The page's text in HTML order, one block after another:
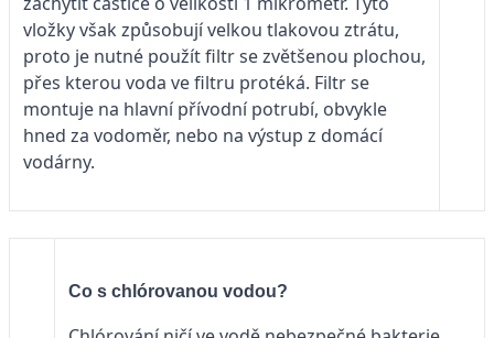
vložky však způsobují velkou tlakovou ztrátu,
proto je nutné použít filtr se zvětšenou plochou,
přes kterou voda ve filtru protéká. Filtr se
montuje na hlavní přívodní potrubí, obvykle
hned za vodoměr, nebo na výstup z domácí
vodárny.
Co s chlórovanou vodou?